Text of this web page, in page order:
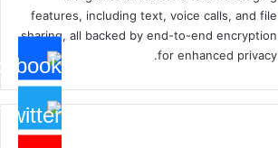
features, including text, voice calls, and file
sharing, all backed by end-to-end encryption
for enhanced privacy.